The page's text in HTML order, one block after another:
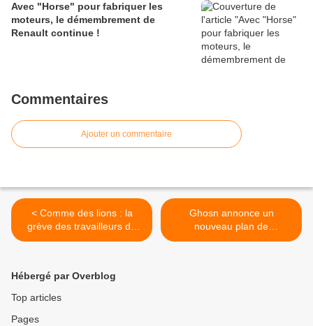
Avec "Horse" pour fabriquer les
moteurs, le démembrement de
Renault continue !
Commentaires
Ajouter un commentaire
< Comme des lions : la
grève des travailleurs de
PSA Aulnay en 2013
Ghosn annonce un
nouveau plan de
compétitivité chez Renault >
Hébergé par Overblog
Top articles
Pages